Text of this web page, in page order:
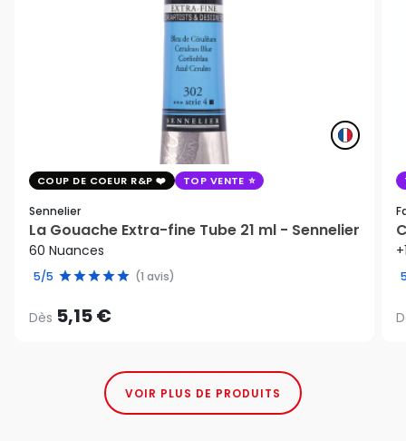
COUP DE COEUR R&P TOP VENTE
Sennelier
La Gouache Extra-fine Tube 21 ml - Sennelier
60 Nuances
5/5 (1 avis)
Dès 5,15 €
VOIR PLUS DE PRODUITS